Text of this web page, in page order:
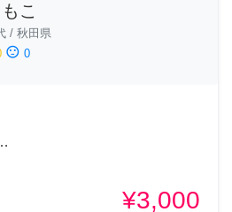
こ
/ 秋田県
sentiment_dissatisfied 0
¥3,000